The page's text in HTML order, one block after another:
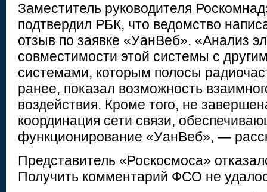
Заместитель руководителя
подтвердил РБК, что ведомство
отзыв по заявке «УанВеб». «Анализ
совместимости этой системы с
системами, которым полосы
ранее, показал возможность
воздействия. Кроме того, не
координация сети связи,
функционирование «УанВеб», —
Представитель «Роскосмоса»
Получить комментарий ФСО не